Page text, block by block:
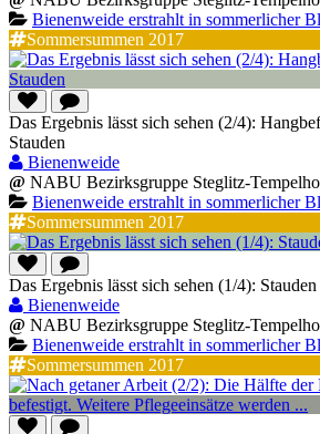
Bienenweide erstrahlt in sommerlicher
Sommersummen 2017
Das Ergebnis lässt sich sehen (2/4):
Stauden
Bienenweide
@ NABU Bezirksgruppe Steglitz-
Bienenweide erstrahlt in sommerlicher
Sommersummen 2017
Das Ergebnis lässt sich sehen (1/4):
Bienenweide
@ NABU Bezirksgruppe Steglitz-
Bienenweide erstrahlt in sommerlicher
Sommersummen 2017